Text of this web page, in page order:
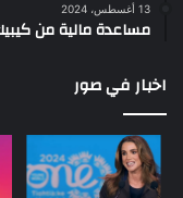
13 أغسطس، 2024
مساعدة مالية من
اخبار في صور